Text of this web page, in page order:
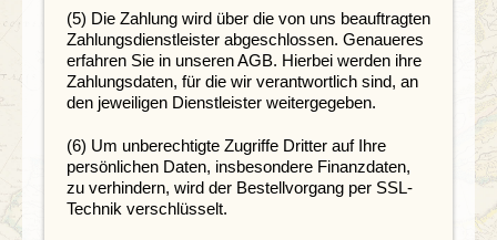
(5) Die Zahlung wird über die von uns beauftragten
Zahlungsdienstleister abgeschlossen. Genaueres
erfahren Sie in unseren AGB. Hierbei werden ihre
Zahlungsdaten, für die wir verantwortlich sind, an
den jeweiligen Dienstleister weitergegeben.
(6) Um unberechtigte Zugriffe Dritter auf Ihre
persönlichen Daten, insbesondere Finanzdaten,
zu verhindern, wird der Bestellvorgang per SSL-
Technik verschlüsselt.